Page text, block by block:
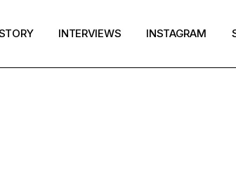
INTERVIEWS INSTAGRAM